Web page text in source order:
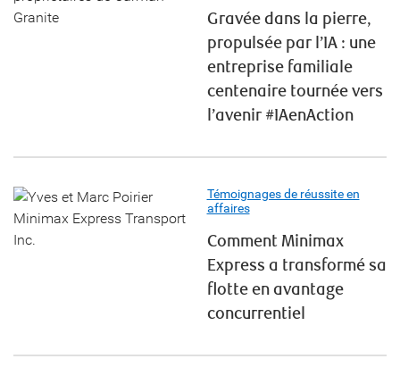
Gravée dans la pierre,
propulsée par l’IA : une
entreprise familiale
centenaire tournée vers
l’avenir #IAenAction
Témoignages de réussite en
affaires
Comment Minimax
Express a transformé sa
flotte en avantage
concurrentiel